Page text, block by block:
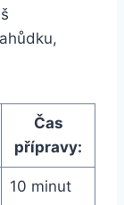
Čas
přípravy:
10 minut